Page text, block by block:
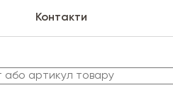
Контакти